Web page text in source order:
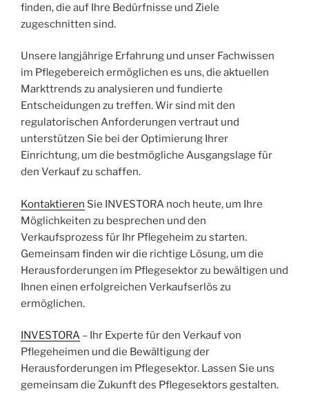
finden, die auf Ihre Bedürfnisse und Ziele
zugeschnitten sind.
Unsere langjährige Erfahrung und unser Fachwissen
im Pflegebereich ermöglichen es uns, die aktuellen
Markttrends zu analysieren und fundierte
Entscheidungen zu treffen. Wir sind mit den
regulatorischen Anforderungen vertraut und
unterstützen Sie bei der Optimierung Ihrer
Einrichtung, um die bestmögliche Ausgangslage für
den Verkauf zu schaffen.
Kontaktieren Sie INVESTORA noch heute, um Ihre
Möglichkeiten zu besprechen und den
Verkaufsprozess für Ihr Pflegeheim zu starten.
Gemeinsam finden wir die richtige Lösung, um die
Herausforderungen im Pflegesektor zu bewältigen und
Ihnen einen erfolgreichen Verkaufserlös zu
ermöglichen.
INVESTORA – Ihr Experte für den Verkauf von
Pflegeheimen und die Bewältigung der
Herausforderungen im Pflegesektor. Lassen Sie uns
gemeinsam die Zukunft des Pflegesektors gestalten.